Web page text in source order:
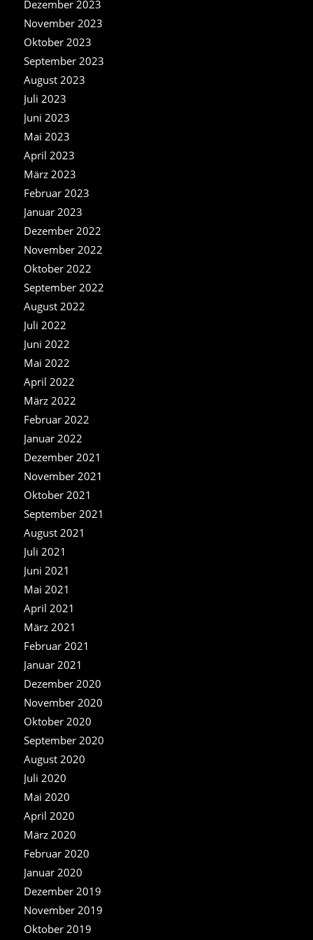
Dezember 2023
November 2023
Oktober 2023
September 2023
August 2023
Juli 2023
Juni 2023
Mai 2023
April 2023
März 2023
Februar 2023
Januar 2023
Dezember 2022
November 2022
Oktober 2022
September 2022
August 2022
Juli 2022
Juni 2022
Mai 2022
April 2022
März 2022
Februar 2022
Januar 2022
Dezember 2021
November 2021
Oktober 2021
September 2021
August 2021
Juli 2021
Juni 2021
Mai 2021
April 2021
März 2021
Februar 2021
Januar 2021
Dezember 2020
November 2020
Oktober 2020
September 2020
August 2020
Juli 2020
Mai 2020
April 2020
März 2020
Februar 2020
Januar 2020
Dezember 2019
November 2019
Oktober 2019